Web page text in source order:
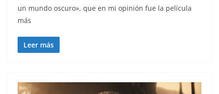
un mundo oscuro», que en mi opinión fue la película
más
Leer más